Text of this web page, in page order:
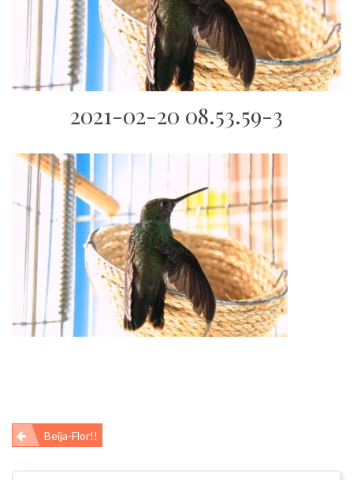
2021-02-20 08.53.59-3
Navegação
de
Beija-Flor!!